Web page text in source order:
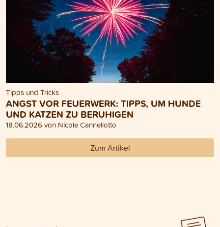
Tipps und Tricks
ANGST VOR FEUERWERK: TIPPS, UM HUNDE
UND KATZEN ZU BERUHIGEN
18.06.2026 von Nicole Cannellotto
Zum Artikel